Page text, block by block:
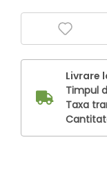
Livrare
Timpul
Taxa